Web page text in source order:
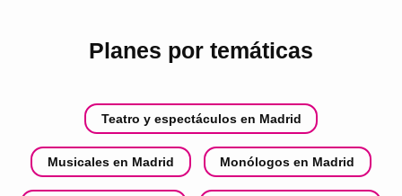
Planes por temáticas
Teatro y espectáculos en Madrid
Musicales en Madrid Monólogos en Madrid